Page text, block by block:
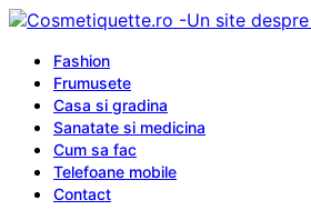
Fashion
Frumusete
Casa si gradina
Sanatate si medicina
Cum sa fac
Telefoane mobile
Contact